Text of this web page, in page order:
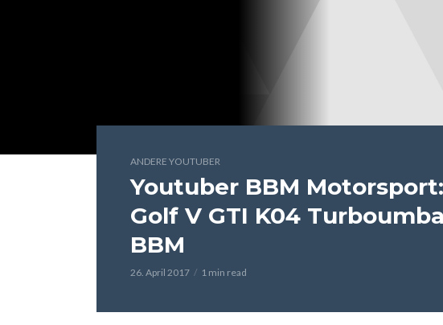
ANDERE YOUTUBER
Youtuber BBM
Golf V GTI K04
BBM
26. April 2017 1 min read